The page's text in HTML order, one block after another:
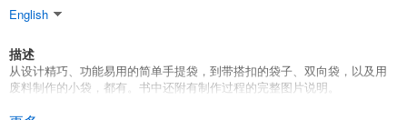
English
描述
从设计精巧、功能易用的简单手提袋，到带搭扣的袋子、双向袋，以及用
废料制作的小袋，都有。书中还附有制作过程的完整图片说明。